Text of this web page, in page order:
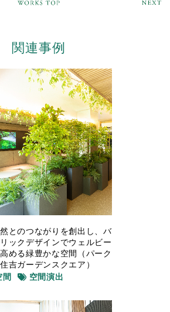
関連事例
とのつながりを創出し、バ
ックデザインでウェルビー
める緑豊かな空間（パーク
吉ガーデンスクエア）
間
空間演出